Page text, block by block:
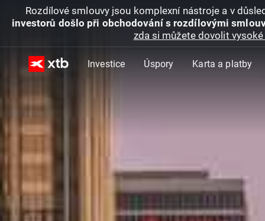
Rozdílové smlouvy jsou komplexní nástroje a v
investorů došlo při obchodování s rozdílovými
zda si můžete dovolit
Investice Úspory Karta a platby